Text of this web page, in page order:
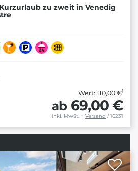
zu zweit in Venedig
Wert: 110,00 €1
ab 69,00 €
inkl. MwSt. + Versand / 10231